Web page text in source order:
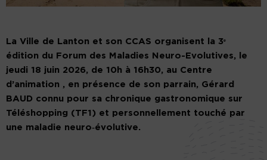
La Ville de Lanton et son CCAS organisent la 3ᵉ
édition du Forum des Maladies Neuro-Evolutives, le
jeudi 18 juin 2026, de 10h à 16h30, au Centre
d’animation , en présence de son parrain, Gérard
BAUD connu pour sa chronique gastronomique sur
Téléshopping (TF1) et personnellement touché par
une maladie neuro‑évolutive.